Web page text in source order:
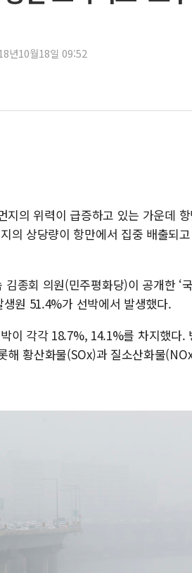
년10월18일 09:52
의 위력이 급증하고 있는 가운데
의 상당량이 항만에서 집중 배출되
종회 의원(민주평화당)이 공개한 ‘
원 51.4%가 선박에서 발생했다.
이 각각 18.7%, 14.1%를 차지했다.
해 황산화물(SOx)과 질소산화물